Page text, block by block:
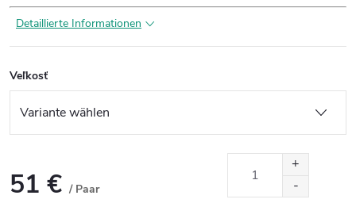
Detaillierte Informationen
Veľkosť
51 € / Paar